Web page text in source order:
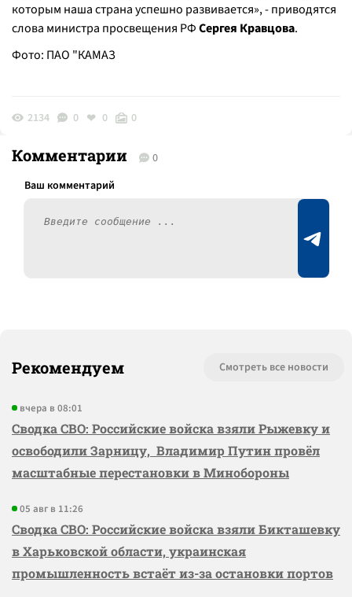
которым наша страна успешно развивается», - приводятся
слова министра просвещения РФСергея Кравцова.
Фото: ПАО "КАМАЗ
2134 0 0 0
Комментарии 0
Рекомендуем Смотреть все новости
вчера в 08:01
Сводка СВО: Российские войска взяли Рыжевку и
освободили Зарницу, Владимир Путин провёл
масштабные перестановки в Минобороны
05 авг в 11:26
Сводка СВО: Российские войска взяли Бикташевку
в Харьковской области, украинская
промышленность встаёт из-за остановки портов